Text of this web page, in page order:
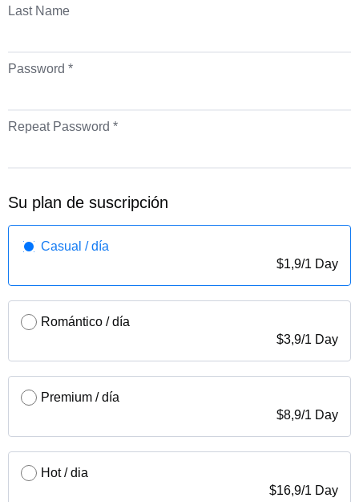
Last Name
Password *
Repeat Password *
Su plan de suscripción
Casual / día
$1,9/1 Day
Romántico / día
$3,9/1 Day
Premium / día
$8,9/1 Day
Hot / dia
$16,9/1 Day